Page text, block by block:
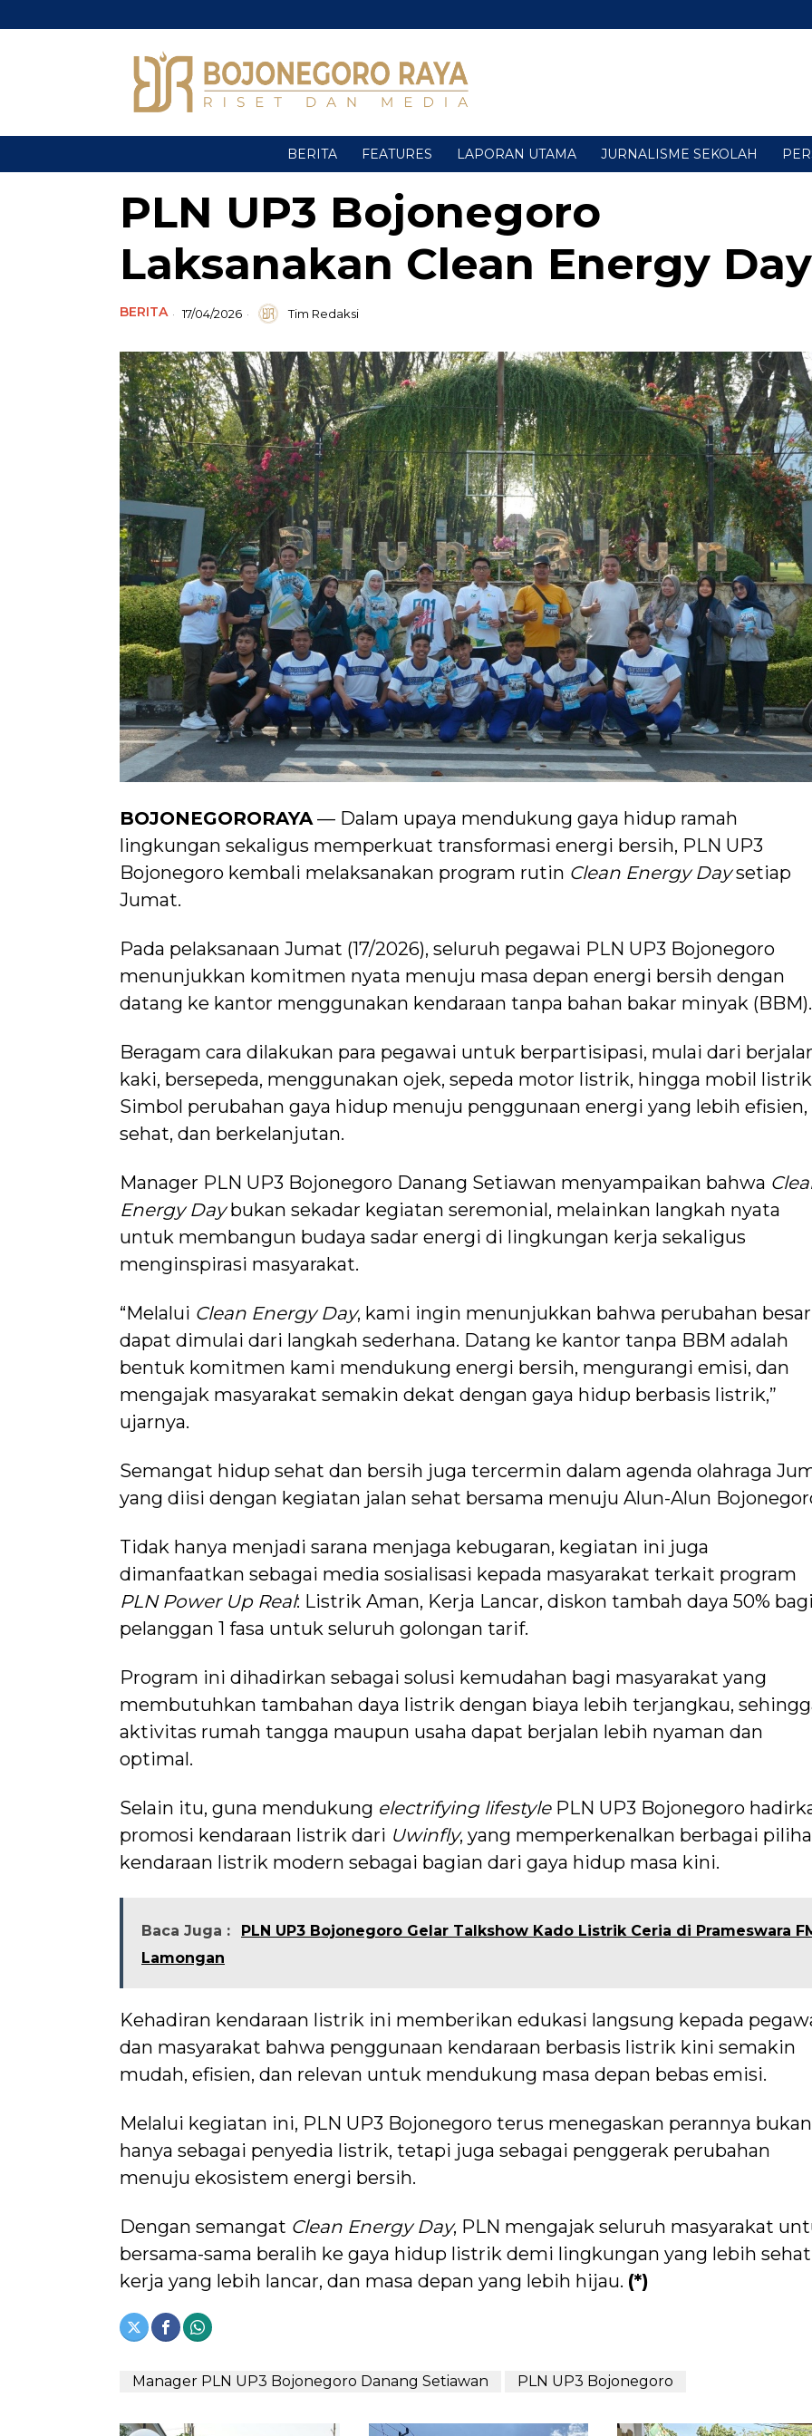
BERITA FEATURES LAPORAN UTAMA JURNALISME SEKOLAH
PLN UP3 Bojonegoro
Laksanakan Clean Energy Day
BERITA 17/04/2026 Tim Redaksi
BOJONEGORORAYA— Dalam upaya mendukung gaya hidup ramah
lingkungan sekaligus memperkuat transformasi energi bersih, PLN UP3
Bojonegoro kembali melaksanakan program rutin Clean Energy Daysetiap
Jumat.
Pada pelaksanaan Jumat (17/2026), seluruh pegawai PLN UP3 Bojonegoro
menunjukkan komitmen nyata menuju masa depan energi bersih dengan
datang ke kantor menggunakan kendaraan tanpa bahan bakar minyak (BBM).
Beragam cara dilakukan para pegawai untuk berpartisipasi, mulai dari
kaki, bersepeda, menggunakan ojek, sepeda motor listrik, hingga mobil
Simbol perubahan gaya hidup menuju penggunaan energi yang lebih efisien,
sehat, dan berkelanjutan.
Manager PLN UP3 Bojonegoro Danang Setiawan menyampaikan bahwa
Energy Daybukan sekadar kegiatan seremonial, melainkan langkah nyata
untuk membangun budaya sadar energi di lingkungan kerja sekaligus
menginspirasi masyarakat.
“Melalui Clean Energy Day, kami ingin menunjukkan bahwa perubahan besar
dapat dimulai dari langkah sederhana. Datang ke kantor tanpa BBM adalah
bentuk komitmen kami mendukung energi bersih, mengurangi emisi, dan
mengajak masyarakat semakin dekat dengan gaya hidup berbasis listrik,”
ujarnya.
Semangat hidup sehat dan bersih juga tercermin dalam agenda olahraga
yang diisi dengan kegiatan jalan sehat bersama menuju Alun-Alun
Tidak hanya menjadi sarana menjaga kebugaran, kegiatan ini juga
dimanfaatkan sebagai media sosialisasi kepada masyarakat terkait program
PLN Power Up Real: Listrik Aman, Kerja Lancar, diskon tambah daya 50% bagi
pelanggan 1 fasa untuk seluruh golongan tarif.
Program ini dihadirkan sebagai solusi kemudahan bagi masyarakat yang
membutuhkan tambahan daya listrik dengan biaya lebih terjangkau,
aktivitas rumah tangga maupun usaha dapat berjalan lebih nyaman dan
optimal.
Selain itu, guna mendukung electrifying lifestylePLN UP3 Bojonegoro
promosi kendaraan listrik dari Uwinfly, yang memperkenalkan berbagai
kendaraan listrik modern sebagai bagian dari gaya hidup masa kini.
Baca Juga :
PLN UP3 Bojonegoro Gelar Talkshow Kado Listrik Ceria di Prameswara
Lamongan
Kehadiran kendaraan listrik ini memberikan edukasi langsung kepada
dan masyarakat bahwa penggunaan kendaraan berbasis listrik kini semakin
mudah, efisien, dan relevan untuk mendukung masa depan bebas emisi.
Melalui kegiatan ini, PLN UP3 Bojonegoro terus menegaskan perannya bukan
hanya sebagai penyedia listrik, tetapi juga sebagai penggerak perubahan
menuju ekosistem energi bersih.
Dengan semangat Clean Energy Day, PLN mengajak seluruh masyarakat
bersama-sama beralih ke gaya hidup listrik demi lingkungan yang lebih
kerja yang lebih lancar, dan masa depan yang lebih hijau. (*)
Manager PLN UP3 Bojonegoro Danang Setiawan PLN UP3 Bojonegoro